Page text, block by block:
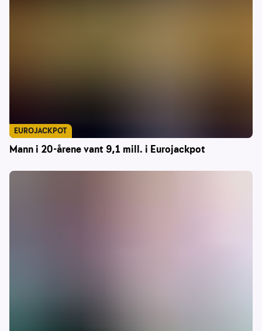
Mann i 20-årene vant 9,1 mill. i Eurojackpot
EUROJACKPOT